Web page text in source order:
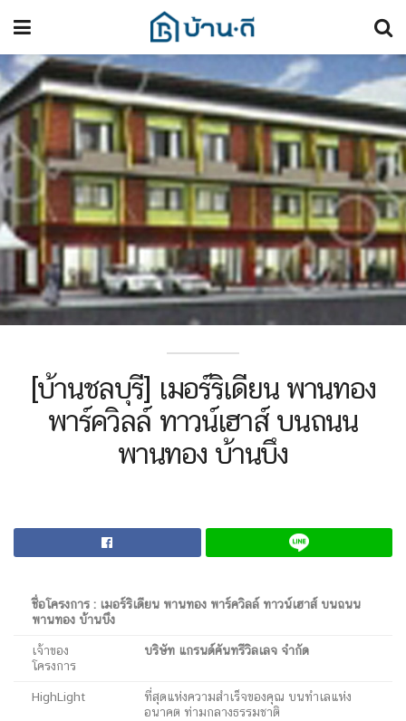
[บ้านชลบุรี] เมอร์ริเดียน พานทอง
พาร์ควิลล์ ทาวน์เฮาส์ บนถนน
พานทอง บ้านบึง
ชื่อโครงการ : เมอร์ริเดียน พานทอง พาร์ควิลล์ ทาวน์เฮาส์ บนถนน
พานทอง บ้านบึง
เจ้าของ
โครงการ
บริษัท แกรนด์คันทรีวิลเลจ จำกัด
HighLight
ที่สุดแห่งความสำเร็จของคุณ บนทำเลแห่ง
อนาคต ท่ามกลางธรรมชาติ